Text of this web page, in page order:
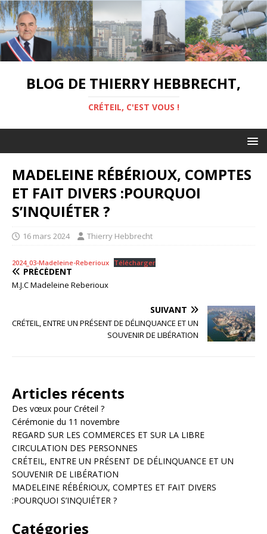
BLOG DE THIERRY HEBBRECHT,
CRÉTEIL, C'EST VOUS !
MADELEINE RÉBÉRIOUX, COMPTES
ET FAIT DIVERS :POURQUOI
S’INQUIÉTER ?
16 mars 2024 Thierry Hebbrecht
2024_03-Madeleine-Reberioux Télécharger
PRÉCÉDENT
M.J.C Madeleine Reberioux
SUIVANT
CRÉTEIL, ENTRE UN PRÉSENT DE DÉLINQUANCE ET UN
SOUVENIR DE LIBÉRATION
Articles récents
Des vœux pour Créteil ?
Cérémonie du 11 novembre
REGARD SUR LES COMMERCES ET SUR LA LIBRE
CIRCULATION DES PERSONNES
CRÉTEIL, ENTRE UN PRÉSENT DE DÉLINQUANCE ET UN
SOUVENIR DE LIBÉRATION
MADELEINE RÉBÉRIOUX, COMPTES ET FAIT DIVERS
:POURQUOI S’INQUIÉTER ?
Catégories